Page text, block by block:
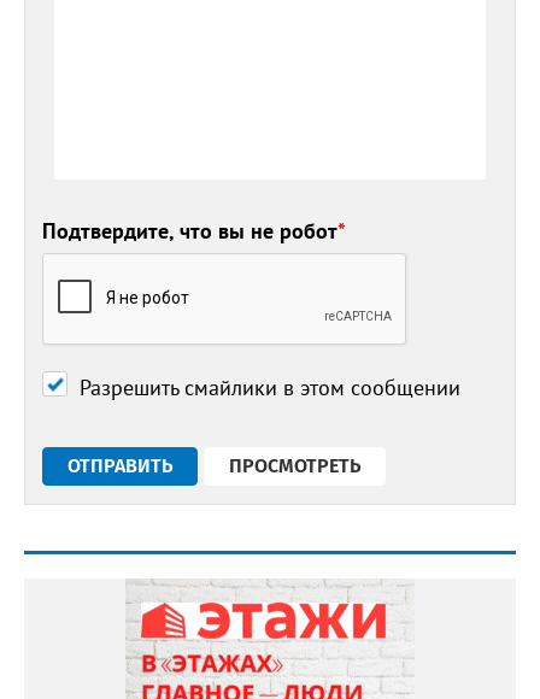
Подтвердите, что вы не робот*
Разрешить смайлики в этом сообщении